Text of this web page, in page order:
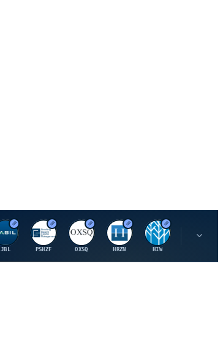
J
JBL
P
PSHZF
O
OXSQ
H
HRZN
H
HIW
U